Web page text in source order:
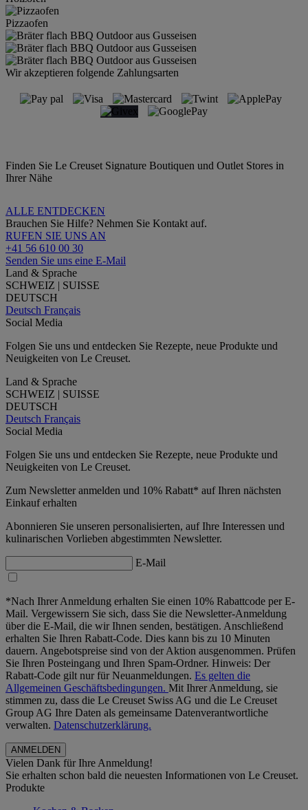
Pizzaofen
Wir akzeptieren folgende Zahlungsarten
Finden Sie Le Creuset Signature Boutiquen und Outlet Stores in
Ihrer Nähe
ALLE ENTDECKEN
Brauchen Sie Hilfe? Nehmen Sie Kontakt auf.
RUFEN SIE UNS AN
+41 56 610 00 30
Senden Sie uns eine E-Mail
Land & Sprache
SCHWEIZ | SUISSE
DEUTSCH
Deutsch Français
Social Media
Folgen Sie uns und entdecken Sie Rezepte, neue Produkte und
Neuigkeiten von Le Creuset.
Land & Sprache
SCHWEIZ | SUISSE
DEUTSCH
Deutsch Français
Social Media
Folgen Sie uns und entdecken Sie Rezepte, neue Produkte und
Neuigkeiten von Le Creuset.
Zum Newsletter anmelden und 10% Rabatt* auf Ihren nächsten
Einkauf erhalten
Abonnieren Sie unseren personalisierten, auf Ihre Interessen und
kulinarischen Vorlieben abgestimmten Newsletter.
E-Mail
*Nach Ihrer Anmeldung erhalten Sie einen 10% Rabattcode per E-
Mail. Vergewissern Sie sich, dass Sie die Newsletter-Anmeldung
über die E-Mail, die wir Ihnen senden, bestätigen. Anschließend
erhalten Sie Ihren Rabatt-Code. Dies kann bis zu 10 Minuten
dauern. Angebotspreise sind von der Aktion ausgenommen. Prüfen
Sie Ihren Posteingang und Ihren Spam-Ordner. Hinweis: Der
Rabatt-Code gilt nur für Neuanmeldungen. Es gelten die
Allgemeinen Geschäftsbedingungen. Mit Ihrer Anmeldung, sie
stimmen zu, dass die Le Creuset Swiss AG und die Le Creuset
Group AG Ihre Daten als gemeinsame Datenverantwortliche
verwalten. Datenschutzerklärung.
Vielen Dank für Ihre Anmeldung!
Sie erhalten schon bald die neuesten Informationen von Le Creuset.
Produkte